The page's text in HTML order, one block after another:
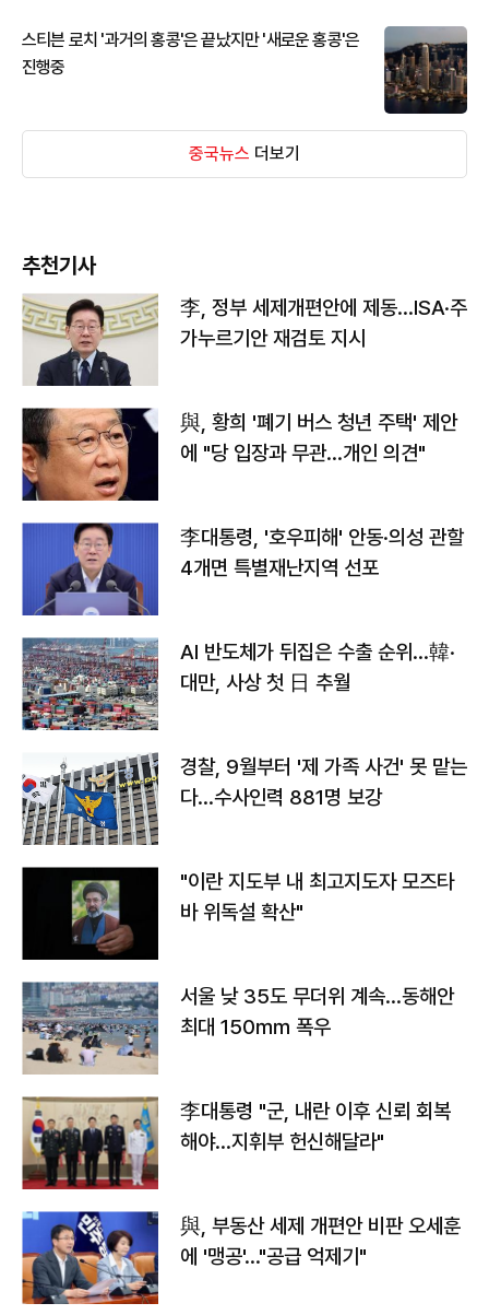
스티븐 로치 '과거의 홍콩'은 끝났지만 '새로운 홍콩'은
진행중
중국뉴스 더보기
추천기사
李, 정부 세제개편안에 제동…ISA·주
가누르기안 재검토 지시
與, 황희 '폐기 버스 청년 주택' 제안
에 "당 입장과 무관…개인 의견"
李대통령, '호우피해' 안동·의성 관할
4개면 특별재난지역 선포
AI 반도체가 뒤집은 수출 순위…韓·
대만, 사상 첫 日 추월
경찰, 9월부터 '제 가족 사건' 못 맡는
다…수사인력 881명 보강
"이란 지도부 내 최고지도자 모즈타
바 위독설 확산"
서울 낮 35도 무더위 계속…동해안
최대 150㎜ 폭우
李대통령 "군, 내란 이후 신뢰 회복
해야…지휘부 헌신해달라"
與, 부동산 세제 개편안 비판 오세훈
에 '맹공'…"공급 억제기"